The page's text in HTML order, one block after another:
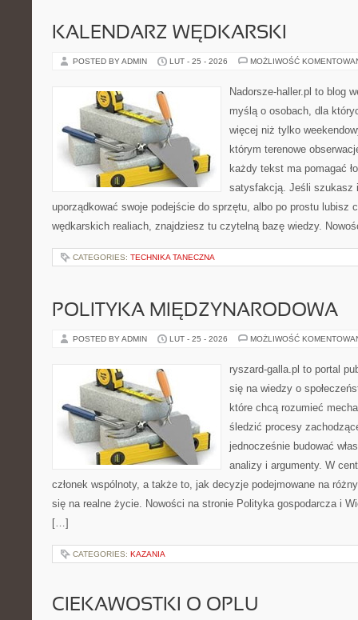
KALENDARZ WĘDKARSKI
POSTED BY ADMIN LUT - 25 - 2026 MOŻLIWOŚĆ
Nadorsze-haller.pl to blog
myślą o osobach, dla
więcej niż tylko
którym terenowe
każdy tekst ma pomagać
satysfakcją. Jeśli szukasz
uporządkować swoje podejście do sprzętu, albo po prostu lubisz
wędkarskich realiach, znajdziesz tu czytelną bazę wiedzy.
CATEGORIES: TECHNIKA TANECZNA
POLITYKA MIĘDZYNARODOWA
POSTED BY ADMIN LUT - 25 - 2026 MOŻLIWOŚĆ
ryszard-galla.pl to portal
się na wiedzy o
które chcą rozumieć
śledzić procesy
jednocześnie budować
analizy i argumenty. W
członek wspólnoty, a także to, jak decyzje podejmowane na
się na realne życie. Nowości na stronie Polityka gospodarcza i
[…]
CATEGORIES: KAZANIA
CIEKAWOSTKI O OPLU